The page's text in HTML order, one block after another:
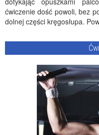
ćwiczenie dość powoli, bez
dolnej części kręgosłupa.